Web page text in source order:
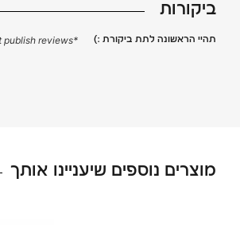
ביקורות
תהיי הראשונה לתת ביקורת :) *Guests cannot publish reviews
מוצרים נוספים שיעניינו אותך